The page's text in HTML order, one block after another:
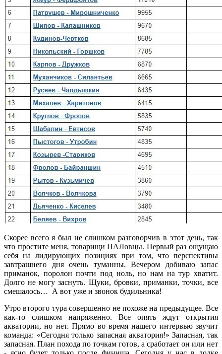
Скорее всего я был не слишком разговорчив в этот день, так
что простите меня, товарищи ПАЛовцы. Первый раз ощущаю
себя на лидирующих позициях при том, что перспективы
завтрашнего дня очень туманны. Вечером добиваю запас
приманок, поролон почти под ноль, но нам на тур хватит.
Долго не могу заснуть. Щуки, бровки, приманки, точки, все
смешалось… А вот уже и звонок будильника!
Утро второго тура совершенно не похоже на предыдущее. Все
как-то слишком напряженно. Все опять ждут открытия
акватории, но нет. Прямо во время нашего интервью звучит
команда: «Сегодня только запасная акватория!» Запасная, так
запасная. План похода по точкам готов, а сработает он или нет